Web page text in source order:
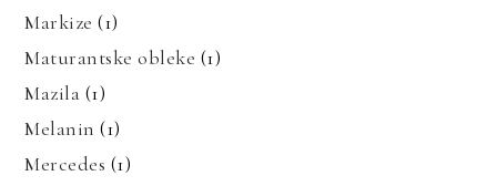
Markize (1)
Maturantske obleke (1)
Mazila (1)
Melanin (1)
Mercedes (1)